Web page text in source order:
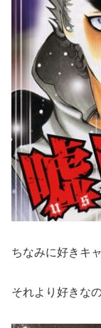
ちなみに好きキ
それより好きな